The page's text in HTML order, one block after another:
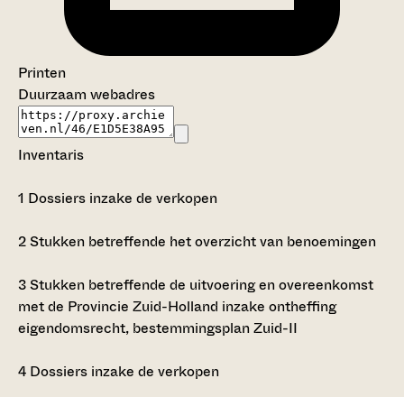
Printen
Duurzaam webadres
Inventaris
1 Dossiers inzake de verkopen
2Stukken betreffende het overzicht van benoemingen
3Stukken betreffende de uitvoering en overeenkomst
met de Provincie Zuid-Holland inzake ontheffing
eigendomsrecht, bestemmingsplan Zuid-II
4 Dossiers inzake de verkopen